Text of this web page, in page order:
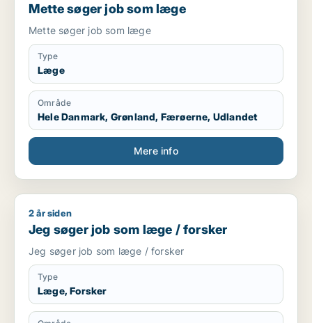
Mette søger job som læge
Mette søger job som læge
Type
Læge
Område
Hele Danmark, Grønland, Færøerne, Udlandet
Mere info
Jeg søger job som læge / forsker
2 år siden
Jeg søger job som læge / forsker
Jeg søger job som læge / forsker
Type
Læge, Forsker